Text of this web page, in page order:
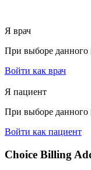
Я врач
При выборе данного
Войти как врач
Я пациент
При выборе данного
Войти как пациент
Choice Billing